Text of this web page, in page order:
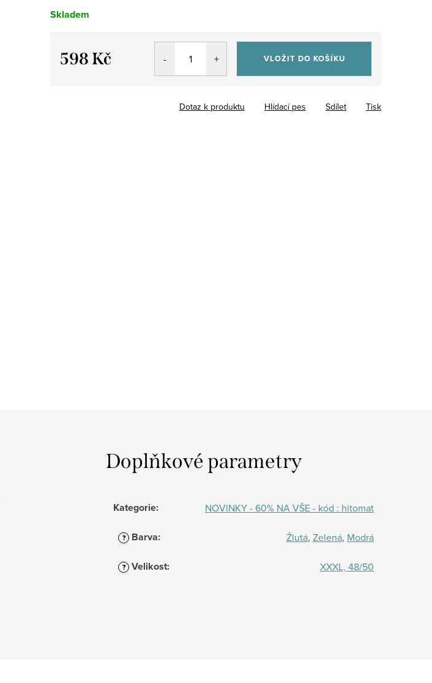
Skladem
598 Kč VLOŽIT DO KOŠÍKU
Tisk
Dotaz k produktu Hlídací pes Sdílet
Doplňkové parametry
Kategorie: NOVINKY - 60% NA VŠE - kód : hitomat
? Barva: Žlutá, Zelená, Modrá
? Velikost: XXXL, 48/50